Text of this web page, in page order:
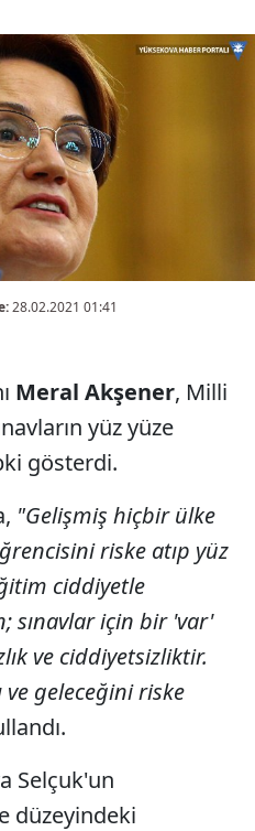
28.02.2021 01:41
Meral Akşener, Milli
yüz yüze
gösterdi.
"Gelişmiş hiçbir ülke
riske atıp yüz
ciddiyetle
sınavlar için bir 'var'
ve ciddiyetsizliktir.
ve geleceğini riske
Selçuk'un
düzeyindeki